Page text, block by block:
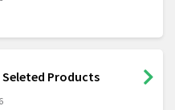
Seleted Products